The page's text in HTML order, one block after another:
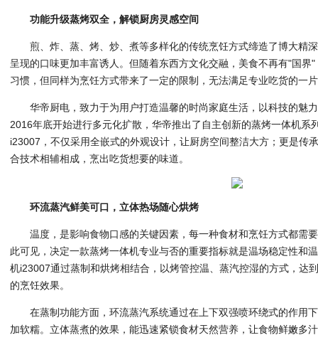
功能升级蒸烤双全，解锁厨房灵感空间
煎、炸、蒸、烤、炒、煮等多样化的传统烹饪方式缔造了博大精
呈现的口味更加丰富诱人。但随着东西方文化交融，美食不再有"国界
习惯，但同样为烹饪方式带来了一定的限制，无法满足专业吃货的一
华帝厨电，致力于为用户打造温馨的时尚家庭生活，以科技的魅
2016年底开始进行多元化扩散，华帝推出了自主创新的蒸烤一体机系
i23007，不仅采用全嵌式的外观设计，让厨房空间整洁大方；更是传
合技术相辅相成，烹出吃货想要的味道。
环流蒸汽鲜美可口，立体热场随心烘烤
温度，是影响食物口感的关键因素，每一种食材和烹饪方式都需
此可见，决定一款蒸烤一体机专业与否的重要指标就是温场稳定性和
机i23007通过蒸制和烘烤相结合，以烤管控温、蒸汽控湿的方式，达
的烹饪效果。
在蒸制功能方面，环流蒸汽系统通过在上下双强喷环绕式的作用
加软糯。立体蒸煮的效果，能迅速紧锁食材天然营养，让食物鲜嫩多